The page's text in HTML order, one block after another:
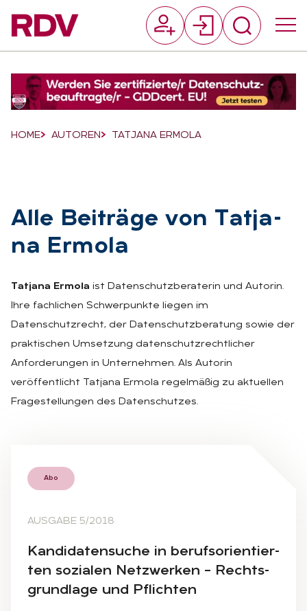
Breadcrumb-Navigation
HOME AUTOREN TATJANA ERMOLA
Alle Bei­trä­ge von Tat­ja­
na Er­mo­la
Tatjana Ermola ist Datenschutzberaterin und Autorin.
Ihre fachlichen Schwerpunkte liegen im
Datenschutzrecht, der Datenschutzberatung sowie der
praktischen Umsetzung datenschutzrechtlicher
Anforderungen in Unternehmen. Als Autorin
veröffentlicht Tatjana Ermola regelmäßig zu aktuellen
Fragestellungen des Datenschutzes.
Abo
AUSGABE 5/2018
Kan­di­da­ten­su­che in be­rufs­ori­en­tier­
ten so­zia­len Netz­wer­ken – Rechts­
grund­la­ge und Pflich­ten